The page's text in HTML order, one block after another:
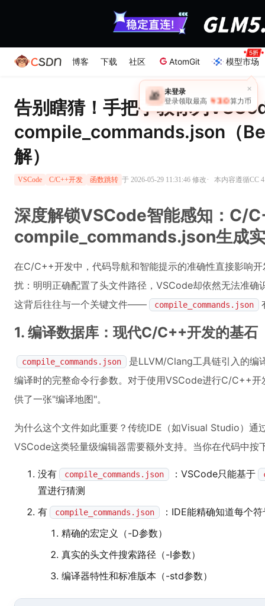
博客 下载 社区 AtomGit 模型市场
×
🎁 未登录
登录领取最高 ￥30 算力币
告别瞎猜！手把手教你为
compile_commands.json（
解）
VSCode C/C++开发 函数跳转 于 2026-05-29 11:31:46 修改· 本内容遵循CC
深度解锁VSCode智能感知：C/
compile_commands.json生成
在C/C++开发中，代码导航和智能提示的准确性直接影响
扰：明明正确配置了头文件路径，VSCode却依然无法准确
这背后往往与一个关键文件——
compile_commands.json
1. 编译数据库：现代C/C++开发的基石
compile_commands.json
是LLVM/Clang工具链引入的编
编译时的完整命令行参数。对于使用VSCode进行C/C++
供了一张"编译地图"。
为什么这个文件如此重要？传统IDE（如Visual Studio）
VSCode这类轻量级编辑器需要额外支持。当你在代码中按
没有 compile_commands.json ：VSCode只能基于
置进行猜测
有
compile_commands.json
：IDE能精确知道每个
精确的宏定义（-D参数）
真实的头文件搜索路径（-I参数）
编译器特性和标准版本（-std参数）